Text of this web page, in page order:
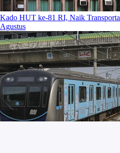
Kado HUT ke-81 RI, Naik
Agustus